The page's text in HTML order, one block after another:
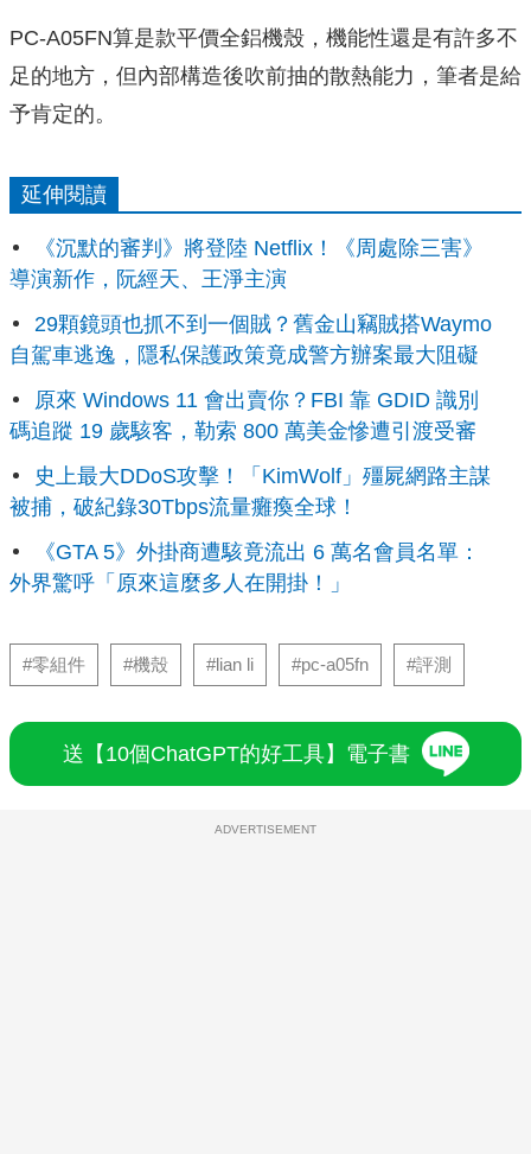
PC-A05FN算是款平價全鋁機殼，機能性還是有許多不
足的地方，但內部構造後吹前抽的散熱能力，筆者是給
予肯定的。
延伸閱讀
《沉默的審判》將登陸 Netflix！《周處除三害》
導演新作，阮經天、王淨主演
29顆鏡頭也抓不到一個賊？舊金山竊賊搭Waymo
自駕車逃逸，隱私保護政策竟成警方辦案最大阻礙
原來 Windows 11 會出賣你？FBI 靠 GDID 識別
碼追蹤 19 歲駭客，勒索 800 萬美金慘遭引渡受審
史上最大DDoS攻擊！「KimWolf」殭屍網路主謀
被捕，破紀錄30Tbps流量癱瘓全球！
《GTA 5》外掛商遭駭竟流出 6 萬名會員名單：
外界驚呼「原來這麼多人在開掛！」
#零組件 #機殼 #lian li #pc-a05fn #評測
送【10個ChatGPT的好工具】電子書
ADVERTISEMENT